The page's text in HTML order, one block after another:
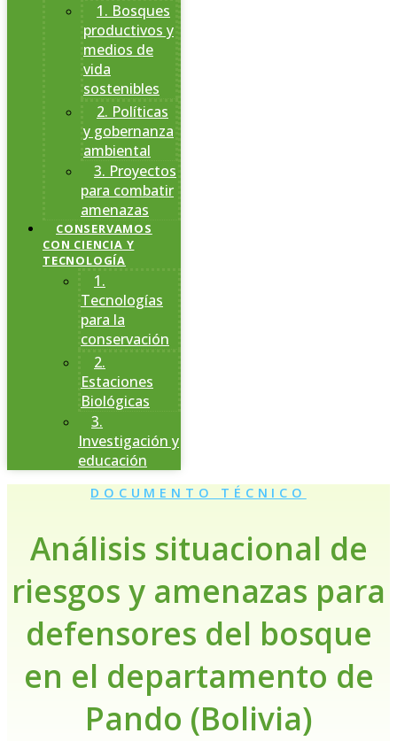
1. Bosques
productivos y
medios de
vida
sostenibles
2. Políticas
y gobernanza
ambiental
3. Proyectos
para combatir
amenazas
CONSERVAMOS
CON CIENCIA Y
TECNOLOGÍA
1.
Tecnologías
para la
conservación
2.
Estaciones
Biológicas
3.
Investigación y
educación
DOCUMENTO TÉCNICO
Análisis situacional de
riesgos y amenazas para
defensores del bosque
en el departamento de
Pando (Bolivia)